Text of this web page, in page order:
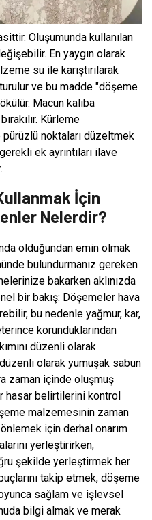
Oluşumunda kullanılan
En yaygın olarak
su ile karıştırılarak
ve bu madde "döşeme
Macun kalıba
Kürleme
noktaları düzeltmek
ek ayrıntıları ilave
İçin
Nelerdir?
olduğundan emin olmak
bulundurmanız gereken
bakarken aklınızda
bir bakış: Döşemeler hava
bu nedenle yağmur, kar,
korunduklarından
düzenli olarak
olarak yumuşak sabun
zaman içinde oluşmuş
hasar belirtilerini kontrol
malzemesinin zaman
için derhal onarım
yerleştirirken,
şekilde yerleştirmek her
takip etmek, döşeme
sağlam ve işlevsel
bilgi almak ve merak